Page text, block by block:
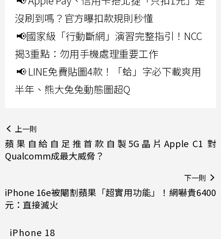
沒刷到嗎？官方曝扣款規則秒懂
📢國家級「行動斷網」演習完整指引！NCC
揭3重點：勿用手機處理重要工作
📢 LINE免費貼圖4款！「蛤」字必下載爽用
半年、熊大兔兔動態圖超Q
上一則
蘋果自給自足推首款自製5G晶片Apple C1 對
Qualcomm成最大威脅？
下一則
iPhone 16e被閹割蘋果「超實用功能」！網嚇貴6400
元：直接滅火
iPhone 18